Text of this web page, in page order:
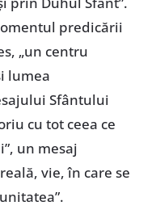
predicării
„un centru
lumea
Sfântului
cu tot ceea ce
un mesaj
vie, în care se